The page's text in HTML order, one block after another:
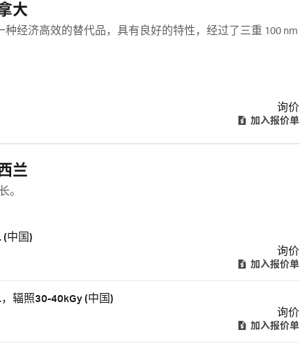
大
经济高效的替代品，具有良好的特性，经过了三重 100 nm
询价
加入报价单
兰
。
(中国)
询价
加入报价单
辐照30-40kGy (中国)
询价
加入报价单